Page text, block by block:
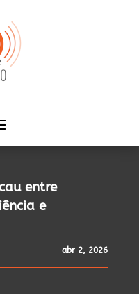
entre
e
abr 2, 2026